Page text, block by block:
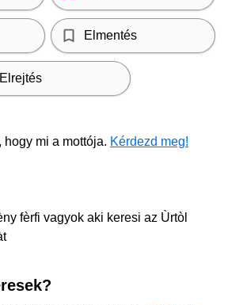
Elmentés
Elrejtés
mi a mottója. Kérdezd meg!
fèrfi vagyok aki keresi az Ùrtòl